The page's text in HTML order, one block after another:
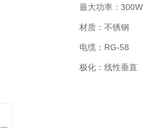
最大功率：300W
材质：不锈钢
电缆：RG-58
极化：线性垂直